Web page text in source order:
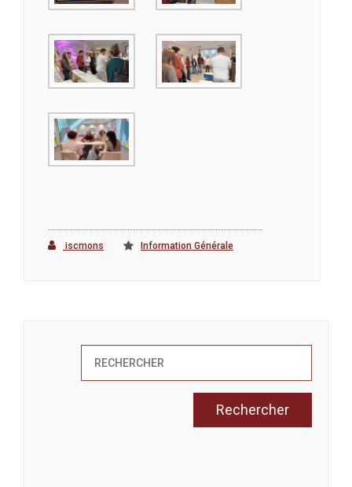
iscmons Information Générale